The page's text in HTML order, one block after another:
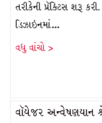
તરીકેની પ્રૅક્ટિસ શરૂ
ડિઝાઇનમાં…
વધુ વાંચો >
વૉયેજર અન્વેષણયાન